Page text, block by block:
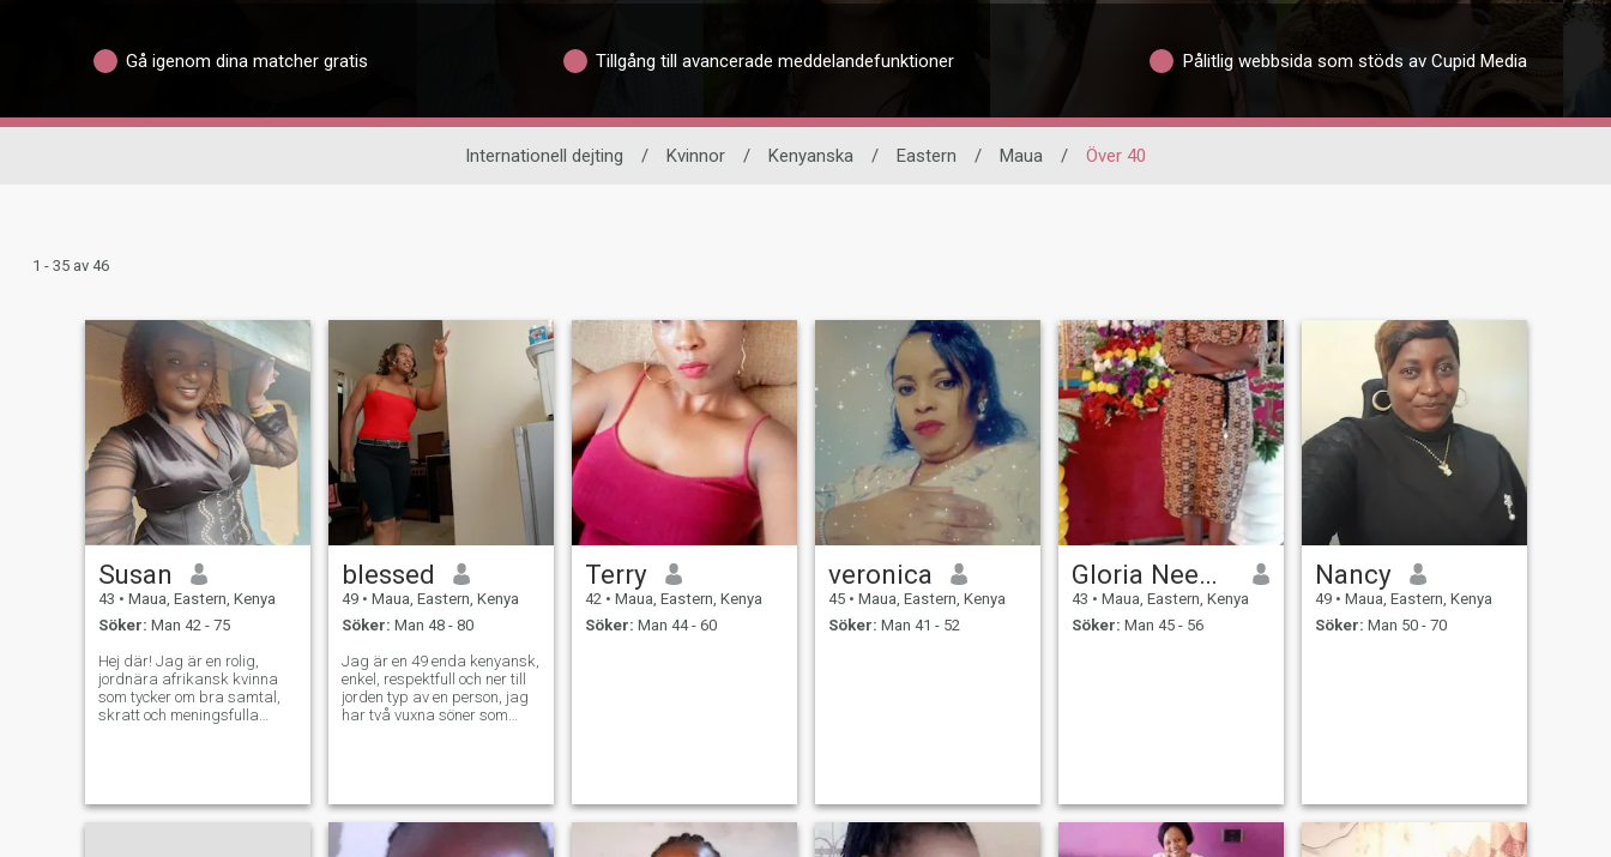
Gå igenom dina matcher gratis Tillgång till avancerade meddelandefunktioner Pålitlig webbsida som stöds av Cupid Media
Internationell dejting / Kvinnor / Kenyanska / Eastern / Maua / Över 40
1 - 35 av 46
Susan
43 • Maua, Eastern, Kenya
Söker: Man 42 - 75
Hej där! Jag är en rolig,
jordnära afrikansk kvinna
som tycker om bra samtal,
skratt och meningsfulla
nya recept eller njuter av
naturen, älskar jag att
blessed
49 • Maua, Eastern, Kenya
Söker: Man 48 - 80
Jag är en 49 enda kenyansk,
enkel, respektfull och ner till
jorden typ av en person, jag
har två vuxna söner som
saker gör mig lycklig, jag
gillar trädgårdsarbete, hem
förbättring och jag gillar att
Terry
42 • Maua, Eastern, Kenya
Söker: Man 44 - 60
veronica
45 • Maua, Eastern, Kenya
Söker: Man 41 - 52
Gloria Neemia
43 • Maua, Eastern, Kenya
Söker: Man 45 - 56
Nancy
49 • Maua, Eastern, Kenya
Söker: Man 50 - 70